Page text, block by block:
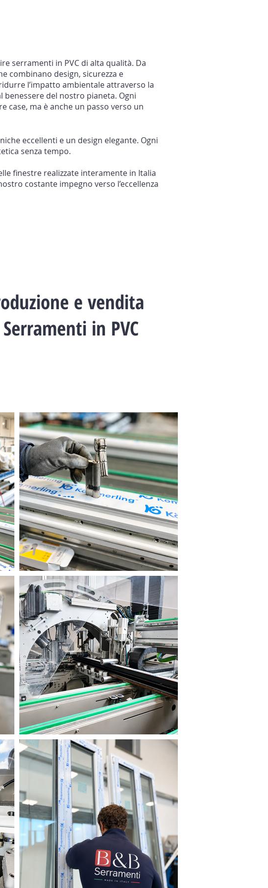
serramenti in PVC di alta qualità. Da
combinano design, sicurezza e
l’impatto ambientale attraverso la
del nostro pianeta. Ogni
case, ma è anche un passo verso un
eccellenti e un design elegante. Ogni
senza tempo.
finestre realizzate interamente in Italia
costante impegno verso l’eccellenza
e vendita
in PVC